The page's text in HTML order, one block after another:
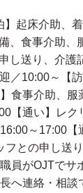
】起床介助、
、食事介助、
し送り、介護
／10:00～【
食事介助、服
【通い】レク
～17:00【
フとの申し送
員がOJTでサ
へ連絡・相談